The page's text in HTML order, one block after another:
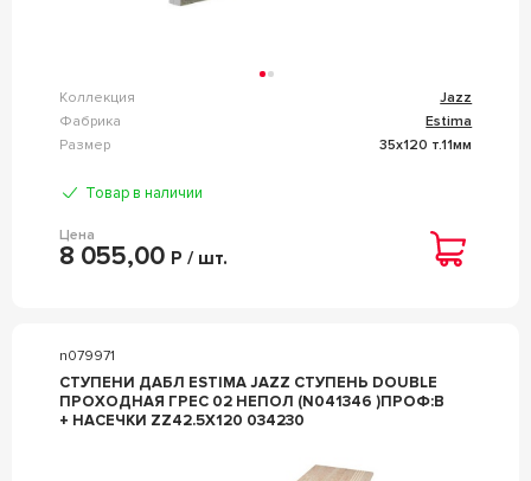
Коллекция
Jazz
Фабрика
Estima
Размер
35x120 т.11мм
Товар в наличии
Цена
8 055,00 Р / шт.
n079971
СТУПЕНИ ДАБЛ ESTIMA JAZZ СТУПЕНЬ DOUBLE
ПРОХОДНАЯ ГРЕС 02 НЕПОЛ (N041346 )ПРОФ:B
+ НАСЕЧКИ ZZ42.5X120 034230